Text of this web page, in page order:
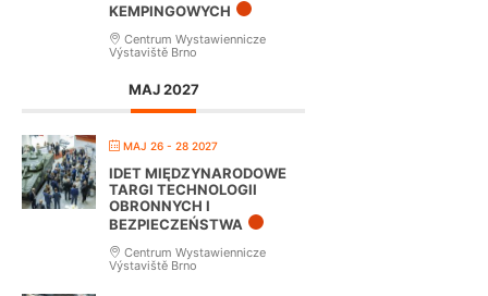
KEMPINGOWYCH
Centrum Wystawiennicze
Výstaviště Brno
MAJ 2027
MAJ 26 - 28 2027
IDET MIĘDZYNARODOWE
TARGI TECHNOLOGII
OBRONNYCH I
BEZPIECZEŃSTWA
Centrum Wystawiennicze
Výstaviště Brno